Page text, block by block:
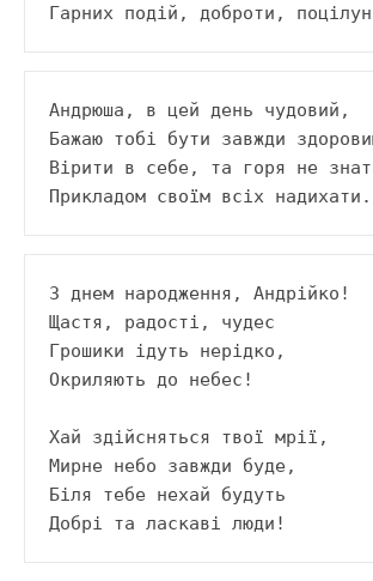
Гарних подій, доброти,
Андрюша, в цей день чудовий,
Бажаю тобі бути завжди
Вірити в себе, та горя не
Прикладом своїм всіх надихати.
З днем народження, Андрійко!
Щастя, радості, чудес
Грошики ідуть нерідко,
Окриляють до небес!
Хай здійсняться твої мрії,
Мирне небо завжди буде,
Біля тебе нехай будуть
Добрі та ласкаві люди!